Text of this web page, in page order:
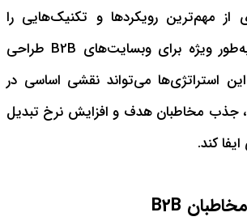
از مهم‌ترین رویکردها و تکنیک‌هایی را
بررسی می‌کنیم که به‌طور ویژه برای وبسایت‌های B2B طراحی
استراتژی‌ها می‌تواند نقشی اساسی در
جذب مخاطبان هدف و افزایش نرخ تبدیل
کند.